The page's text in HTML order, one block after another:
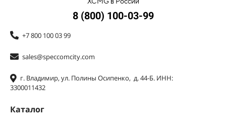
8 (800) 100-03-99
+7 800 100 03 99
sales@speccomcity.com
г. Владимир, ул. Полины Осипенко, д. 44-Б. ИНН:
3300011432
Каталог